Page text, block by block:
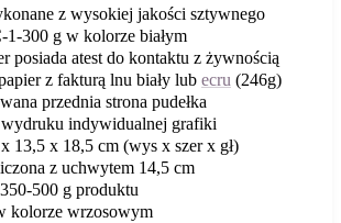
z wysokiej jakości sztywnego
1-300 g w kolorze białym
posiada atest do kontaktu z żywnością
z fakturą lnu biały lub ecru (246g)
przednia strona pudełka
indywidualnej grafiki
13,5 x 18,5 cm (wys x szer x gł)
z uchwytem 14,5 cm
500 g produktu
kolorze wrzosowym